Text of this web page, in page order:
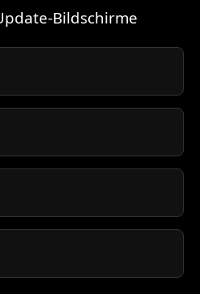
Bildschirme